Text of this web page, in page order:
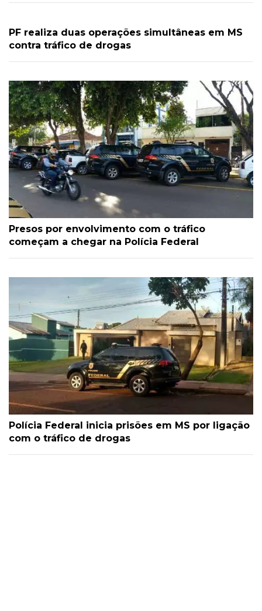
PF realiza duas operações simultâneas em MS
contra tráfico de drogas
Presos por envolvimento com o tráfico
começam a chegar na Polícia Federal
Polícia Federal inicia prisões em MS por ligação
com o tráfico de drogas